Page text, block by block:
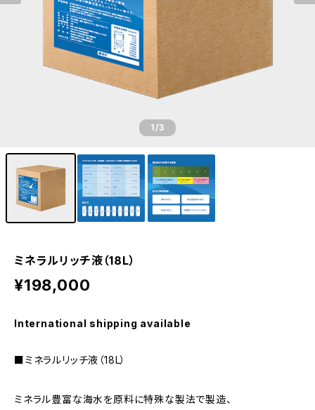
1/3
ミネラルリッチ液（18L）
¥198,000
International shipping available
■ミネラルリッチ液（18L）
ミネラル豊富な海水を原料に特殊な製法で製造、